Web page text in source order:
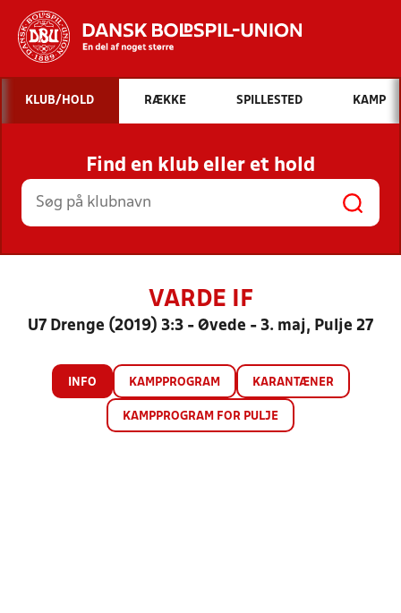
Hvad vil du søge efter?
INDHOLD OG NYHEDER
STILLINGER, RESULTATER, KLUBBER OG
HOLD
KLUB/HOLD RÆKKE SPILLESTED KAMP
Find en klub eller et hold
VARDE IF
U7 Drenge (2019) 3:3 - Øvede - 3. maj, Pulje 27
INFO KAMPPROGRAM KARANTÆNER
KAMPPROGRAM FOR PULJE